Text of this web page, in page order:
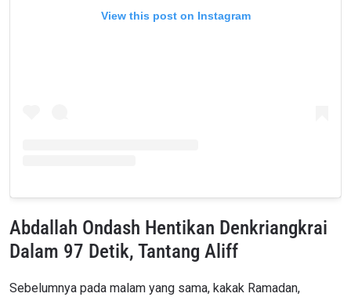
View this post on Instagram
Abdallah Ondash Hentikan Denkriangkrai
Dalam 97 Detik, Tantang Aliff
Sebelumnya pada malam yang sama, kakak Ramadan,